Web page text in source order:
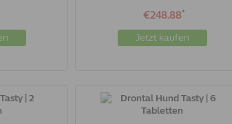
€248.88*
Jetzt kaufen